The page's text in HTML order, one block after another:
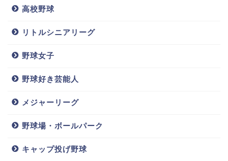
高校野球
リトルシニアリーグ
野球女子
野球好き芸能人
メジャーリーグ
野球場・ボールパーク
キャップ投げ野球